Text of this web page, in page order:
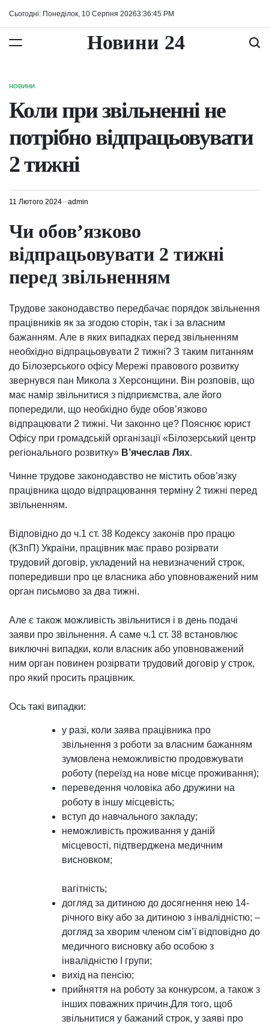
Сьогодні: Понеділок, 10 Серпня 20263:36:46 PM
Новини 24
ОПУБЛІКУВАТИ
НОВИНИ
Коли при звільненні не
потрібно відпрацьовувати
2 тижні
11 Лютого 2024 admin
Чи обов’язково
відпрацьовувати 2 тижні
перед звільненням
Трудове законодавство передбачає порядок звільнення
працівників як за згодою сторін, так і за власним
бажанням. Але в яких випадках перед звільненням
необхідно відпрацьовувати 2 тижні? З таким питанням
до Білозерського офісу Мережі правового розвитку
звернувся пан Микола з Херсонщини. Він розповів, що
має намір звільнитися з підприємства, але його
попередили, що необхідно буде обов’язково
відпрацювати 2 тижні. Чи законно це? Пояснює юрист
Офісу при громадській організації «Білозерський центр
регіонального розвитку» В’ячеслав Лях.
Чинне трудове законодавство не містить обов’язку
працівника щодо відпрацювання терміну 2 тижні перед
звільненням.
Відповідно до ч.1 ст. 38 Кодексу законів про працю
(КЗпП) України, працівник має право розірвати
трудовий договір, укладений на невизначений строк,
попередивши про це власника або уповноважений ним
орган письмово за два тижні.
Але є також можливість звільнитися і в день подачі
заяви про звільнення. А саме ч.1 ст. 38 встановлює
виключні випадки, коли власник або уповноважений
ним орган повинен розірвати трудовий договір у строк,
про який просить працівник.
Ось такі випадки:
у разі, коли заява працівника про
звільнення з роботи за власним бажанням
зумовлена неможливістю продовжувати
роботу (переїзд на нове місце проживання);
переведення чоловіка або дружини на
роботу в іншу місцевість;
вступ до навчального закладу;
неможливість проживання у даній
місцевості, підтверджена медичним
висновком;
вагітність;
догляд за дитиною до досягнення нею 14-
річного віку або за дитиною з інвалідністю; –
догляд за хворим членом сім’ї відповідно до
медичного висновку або особою з
інвалідністю I групи;
вихід на пенсію;
прийняття на роботу за конкурсом, а також з
інших поважних причин.Для того, щоб
звільнитися у бажаний строк, у заяві про